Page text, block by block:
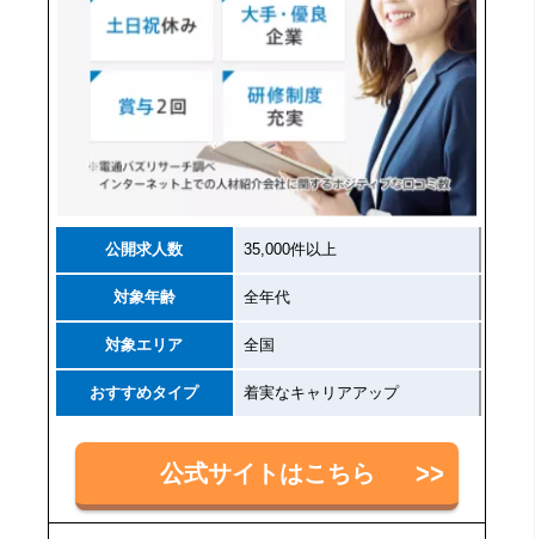
公開求人数 35,000件以上
対象年齢 全年代
対象エリア 全国
おすすめタイプ 着実なキャリアアップ
公式サイトはこちら